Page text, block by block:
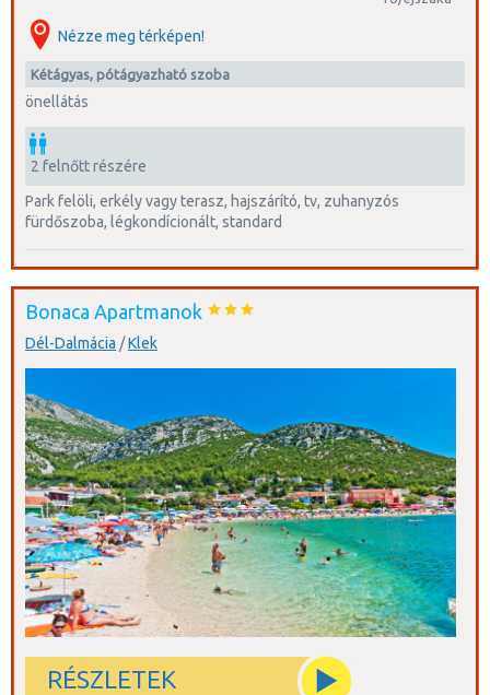
Nézze meg térképen!
kétágyas, pótágyazható szoba
önellátás
2 felnőtt részére
park felöli, erkély vagy terasz, hajszárító, tv, zuhanyzós
fürdőszoba, légkondícionált, standard
Bonaca Apartmanok
Dél-Dalmácia /Klek
RÉSZLETEK